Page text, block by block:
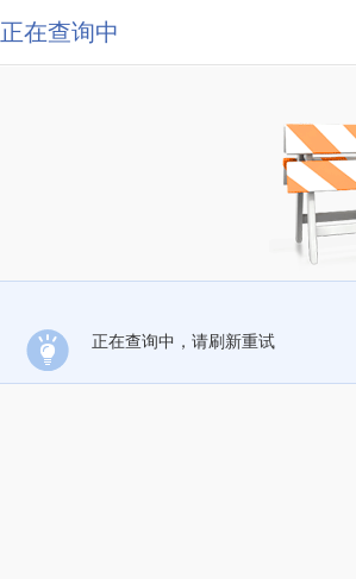
正在查询中
正在查询中，请刷新重试